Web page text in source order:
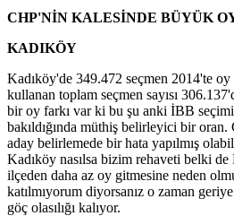
CHP'NİN KALESİNDE BÜYÜK
KADIKÖY
Kadıköy'de 349.472 seçmen 2014'te
kullanan toplam seçmen sayısı
bir oy farkı var ki bu şu anki İBB
bakıldığında müthiş belirleyici bir
aday belirlemede bir hata yapılmış
Kadıköy nasılsa bizim rehaveti belki
ilçeden daha az oy gitmesine neden
katılmıyorum diyorsanız o zaman
göç olasılığı kalıyor.